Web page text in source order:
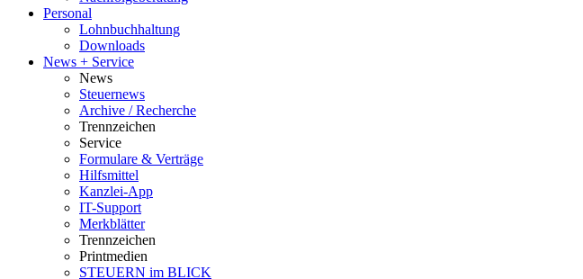
Personal
Lohnbuchhaltung
Downloads
News + Service
News
Steuernews
Archive / Recherche
Trennzeichen
Service
Formulare & Verträge
Hilfsmittel
Kanzlei-App
IT-Support
Merkblätter
Trennzeichen
Printmedien
STEUERN im BLICK